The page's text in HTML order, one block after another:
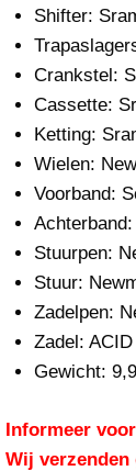
Shifter:
Crankstel:
Cassette:
Ketting:
Wielen:
Voorband:
Achterband:
Stuurpen:
Stuur:
Zadelpen:
Zadel:
Gewicht: 9,9
Informeer
Wij